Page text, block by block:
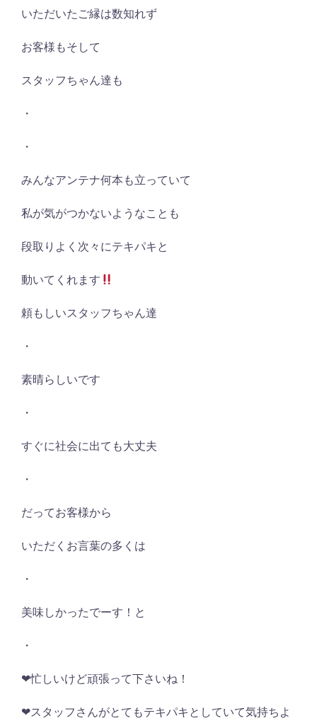
いただいたご縁は数知れず
お客様もそして
スタッフちゃん達も
・
・
みんなアンテナ何本も立っていて
私が気がつかないようなことも
段取りよく次々にテキパキと
動いてくれます
頼もしいスタッフちゃん達
・
素晴らしいです
・
すぐに社会に出ても大丈夫
・
だってお客様から
いただくお言葉の多くは
・
美味しかったでーす！と
・
❤︎忙しいけど頑張って下さいね！
❤︎スタッフさんがとてもテキパキとしていて気持ちよ